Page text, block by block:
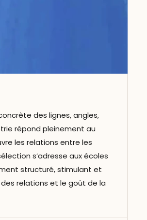
des lignes, angles,
répond pleinement au
les relations entre les
s’adresse aux écoles
structuré, stimulant et
relations et le goût de la